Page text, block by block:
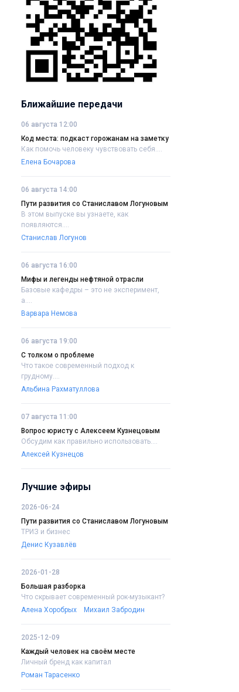
Ближайшие передачи
06 августа 12:00
Код места: подкаст горожанам на заметку
Как помочь человеку чувствовать себя....
Елена Бочарова
06 августа 14:00
Пути развития со Станиславом Логуновым
В этом выпуске вы узнаете, как
появляются....
Станислав Логунов
06 августа 16:00
Мифы и легенды нефтяной отрасли
Базовые кафедры – это не эксперимент,
а....
Варвара Немова
06 августа 19:00
С толком о проблеме
Что такое современный подход к
грудному....
Альбина Рахматуллова
07 августа 11:00
Вопрос юристу с Алексеем Кузнецовым
Обсудим как правильно использовать....
Алексей Кузнецов
Лучшие эфиры
2026-06-24
Пути развития со Станиславом Логуновым
ТРИЗ и бизнес
Денис Кузавлёв
2026-01-28
Большая разборка
Что скрывает современный рок-музыкант?
Алена Хоробрых
Михаил Забродин
2025-12-09
Каждый человек на своём месте
Личный бренд как капитал
Роман Тарасенко